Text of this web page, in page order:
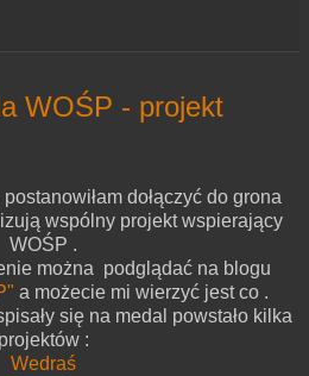
WOŚP - projekt
dołączyć do grona
wspólny projekt wspierający
WOŚP .
można podglądać na blogu
a możecie mi wierzyć jest co .
się na medal powstało kilka
projektów :
Wedraś